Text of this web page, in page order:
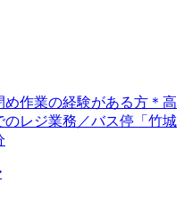
め作業の経験がある方＊高
レジ業務／バス停「竹城